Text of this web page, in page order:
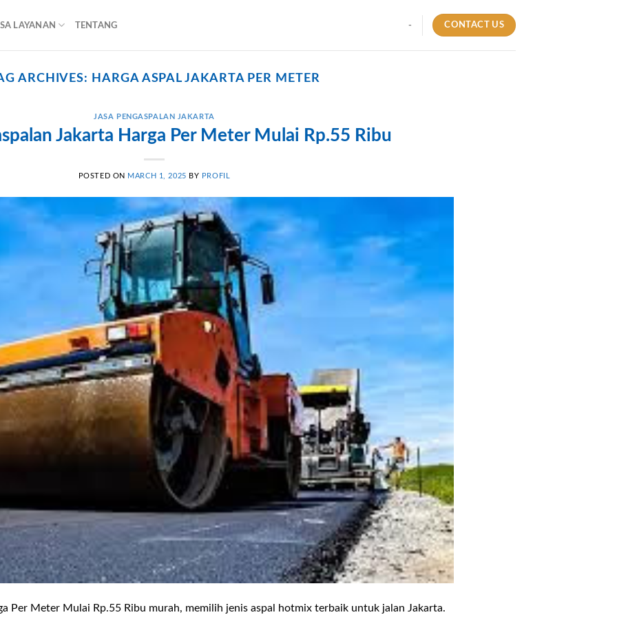
LAYANAN TENTANG - CONTACT US
ARCHIVES: HARGA ASPAL JAKARTA PER METER
JASA PENGASPALAN JAKARTA
Jakarta Harga Per Meter Mulai Rp.55 Ribu
POSTED ON MARCH 1, 2025 BY PROFIL
Per Meter Mulai Rp.55 Ribu murah, memilih jenis aspal hotmix terbaik untuk jalan Jakarta.